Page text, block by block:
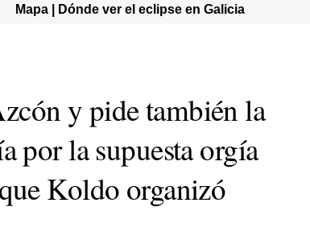
Mapa | Dónde ver el eclipse en Galicia
y pide también la
por la supuesta orgía
Koldo organizó